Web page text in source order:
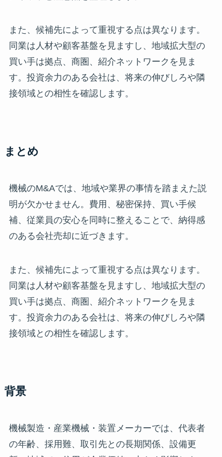
また、候補先によって重視する点は異なります。
同業は人材や顧客基盤を見ますし、地域拡大型の
買い手は拠点、商圏、紹介ネットワークを見ま
す。投資余力のある会社は、将来の伸びしろや隣
接領域との相性を確認します。
まとめ
機械のM&Aでは、地域や業界の事情を踏まえた説
明が欠かせません。費用、秘密保持、買い手候
補、従業員の安心を同時に整えることで、納得感
のある会社売却に近づきます。
また、候補先によって重視する点は異なります。
同業は人材や顧客基盤を見ますし、地域拡大型の
買い手は拠点、商圏、紹介ネットワークを見ま
す。投資余力のある会社は、将来の伸びしろや隣
接領域との相性を確認します。
背景
機械製造・産業機械・装置メーカーでは、代表者
の年齢、採用難、取引先との長期関係、設備更